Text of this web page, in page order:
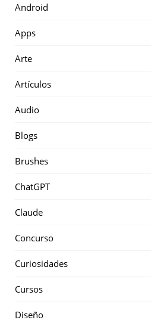
Android
Apps
Arte
Artículos
Audio
Blogs
Brushes
ChatGPT
Claude
Concurso
Curiosidades
Cursos
Diseño